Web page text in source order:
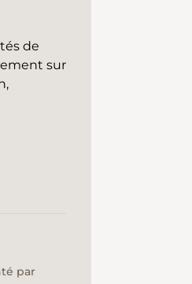
de
sur
par